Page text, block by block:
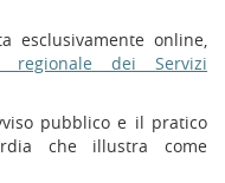
esclusivamente online,
regionale dei Servizi
pubblico e il pratico
che illustra come